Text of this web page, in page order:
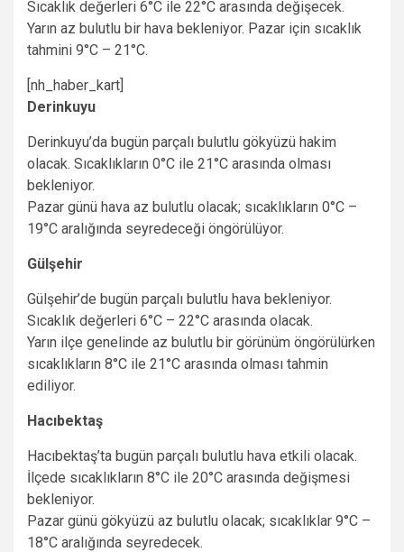
Sıcaklık değerleri 6°C ile 22°C arasında değişecek.
Yarın az bulutlu bir hava bekleniyor. Pazar için sıcaklık
tahmini 9°C – 21°C.
[nh_haber_kart]
Derinkuyu
Derinkuyu’da bugün parçalı bulutlu gökyüzü hakim
olacak. Sıcaklıkların 0°C ile 21°C arasında olması
bekleniyor.
Pazar günü hava az bulutlu olacak; sıcaklıkların 0°C –
19°C aralığında seyredeceği öngörülüyor.
Gülşehir
Gülşehir’de bugün parçalı bulutlu hava bekleniyor.
Sıcaklık değerleri 6°C – 22°C arasında olacak.
Yarın ilçe genelinde az bulutlu bir görünüm öngörülürken
sıcaklıkların 8°C ile 21°C arasında olması tahmin
ediliyor.
Hacıbektaş
Hacıbektaş’ta bugün parçalı bulutlu hava etkili olacak.
İlçede sıcaklıkların 8°C ile 20°C arasında değişmesi
bekleniyor.
Pazar günü gökyüzü az bulutlu olacak; sıcaklıklar 9°C –
18°C aralığında seyredecek.